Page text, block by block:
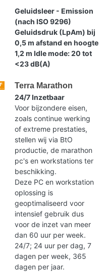
Geluidsleer - Emission
(nach ISO 9296)
Geluidsdruk (LpAm) bij
0,5 m afstand en hoogte
1,2 m Idle mode: 20 tot
<23 dB(A)
Terra Marathon
24/7 Inzetbaar
Voor bijzondere eisen,
zoals continue werking
of extreme prestaties,
stellen wij via BtO
productie, de marathon
pc's en workstations ter
beschikking.
Deze PC en workstation
oplossing is
geoptimaliseerd voor
intensief gebruik dus
voor de inzet van meer
dan 60 uur per week.
24/7; 24 uur per dag, 7
dagen per week, 365
dagen per jaar.